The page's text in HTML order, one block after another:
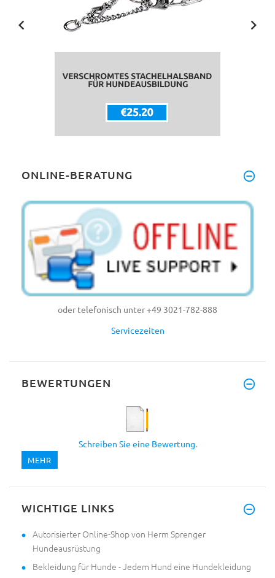
ONLINE-BERATUNG
oder telefonisch unter +49 3021-782-888
Servicezeiten
BEWERTUNGEN
Schreiben Sie eine Bewertung.
MEHR
WICHTIGE LINKS
Autorisierter Online-Shop von Herm Sprenger
Hundeausrüstung
Bekleidung für Hunde - Jedem Hund eine Hundekleidung